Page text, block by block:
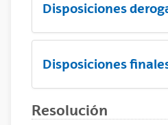
Disposiciones
Disposiciones
Resolución